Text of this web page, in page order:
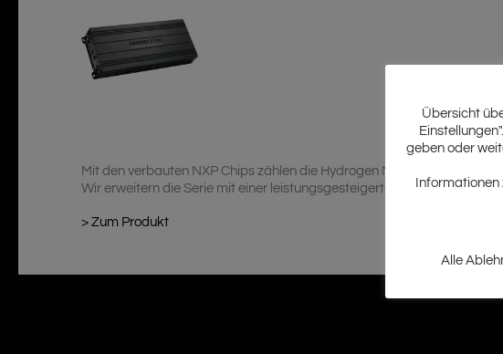
Mit den verbauten NXP Chips zählen die Hydrogen MINI-Verstärker
Wir erweitern die Serie mit einer leistungsgesteigerten Version der „MINI
> Zum Produkt
Übersicht
geben oder
Informationen
Alle